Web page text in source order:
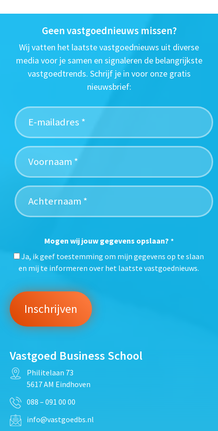
Geen vastgoednieuws missen?
Wij vatten het laatste vastgoednieuws uit diverse
media voor je samen en signaleren de belangrijkste
vastgoedtrends. Schrijf je in voor onze gratis
nieuwsbrief:
Mogen wij jouw gegevens opslaan? *
Ja, ik geef toestemming om mijn gegevens op te slaan
en mij te informeren over het laatste vastgoednieuws.
Vastgoed Business School
Philitelaan 73
5617 AM Eindhoven
088 – 091 00 00
info@vastgoedbs.nl